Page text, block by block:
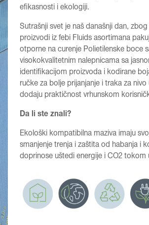
efikasnosti i ekologiji.
Sutrašnji svet je naš današnji dan,
proizvodi iz febi Fluids asortimana
otporne na curenje Polietilenske boce
visokokvalitetnim nalepnicama sa
identifikacijom proizvoda i kodirane
ručke za bolje prijanjanje i traka za nivo
dodaju praktičnost vrhunskom
Da li ste znali?
Ekološki kompatibilna maziva imaju
smanjenje trenja i zaštita od habanja i
doprinose uštedi energije i CO2 tokom